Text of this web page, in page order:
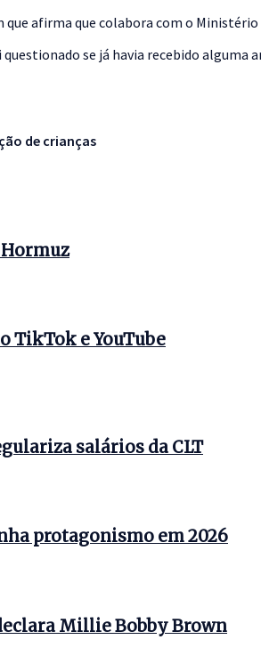
que afirma que colabora com o
se já havia recebido alguma
de crianças
TikTok e YouTube
salários da CLT
protagonismo em 2026
Millie Bobby Brown